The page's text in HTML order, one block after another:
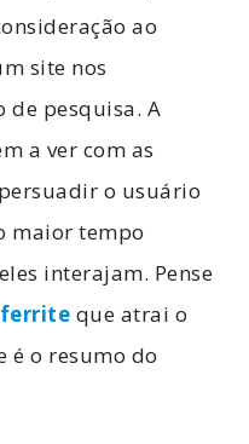
ao
site nos
de pesquisa. A
a ver com as
o usuário
maior tempo
interajam. Pense
que atrai o
é o resumo do